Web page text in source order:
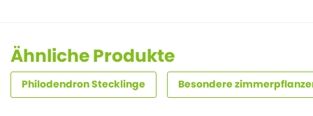
Ähnliche Produkte
Philodendron Stecklinge Besondere